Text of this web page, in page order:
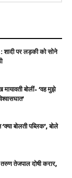
शादी पर लड़की को सोने
बोलीं- ‘वह मुझे
बोलती पब्लिक’, बोले
तेजपाल दोषी करार,